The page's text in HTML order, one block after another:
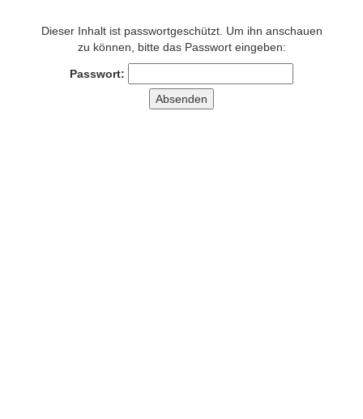
Dieser Inhalt ist passwortgeschützt. Um ihn anschauen
zu können, bitte das Passwort eingeben:
Passwort: